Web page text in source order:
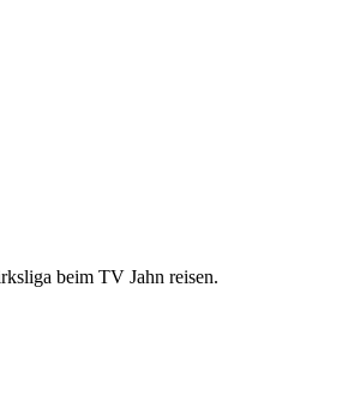
beim TV Jahn reisen.